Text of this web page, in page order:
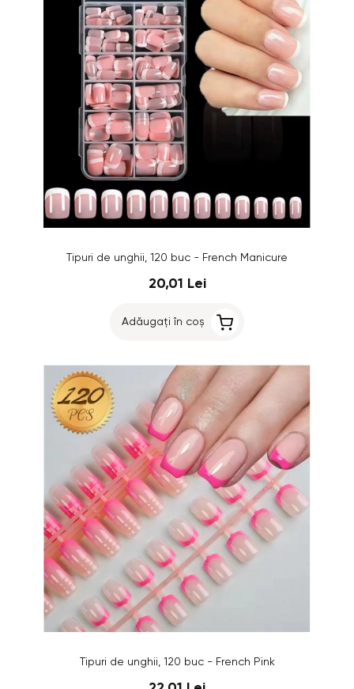
Tipuri de unghii, 120 buc - French Manicure
20,01 Lei
Adăugați în coș
Tipuri de unghii, 120 buc - French Pink